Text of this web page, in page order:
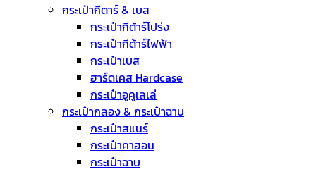
กระเป๋ากีตาร์ & เบส
กระเป๋ากีต้าร์โปร่ง
กระเป๋ากีต้าร์ไฟฟ้า
กระเป๋าเบส
ฮาร์ดเคส Hardcase
กระเป๋าอูคูเลเล่
กระเป๋ากลอง & กระเป๋าฉาบ
กระเป๋าสแนร์
กระเป๋าคาฮอน
กระเป๋าฉาบ